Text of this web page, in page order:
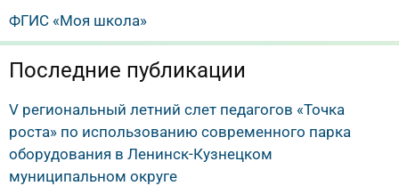
ФГИС «Моя школа»
Последние публикации
V региональный летний слет педагогов «Точка
роста» по использованию современного парка
оборудования в Ленинск-Кузнецком
муниципальном округе